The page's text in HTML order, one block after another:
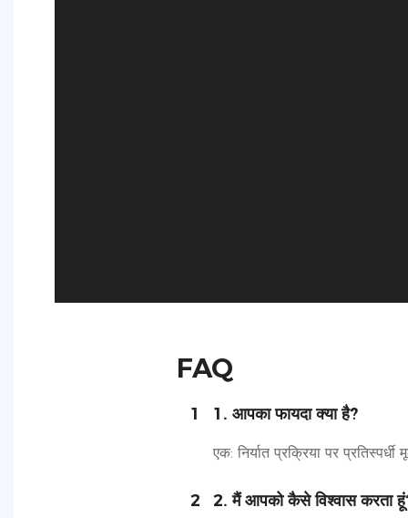
FAQ
1 1. आपका फायदा क्या है?
एक: निर्यात प्रक्रिया पर
2 2. मैं आपको कैसे विश्वास करता